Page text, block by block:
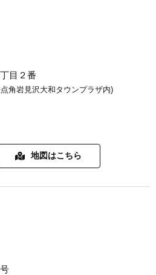
目２番
角岩見沢大和タウンプラザ内)
地図はこちら